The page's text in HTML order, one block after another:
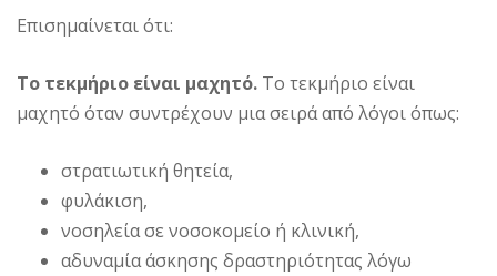
Επισημαίνεται ότι:
Το τεκμήριο είναι μαχητό. Το τεκμήριο είναι
μαχητό όταν συντρέχουν μια σειρά από λόγοι όπως:
στρατιωτική θητεία,
φυλάκιση,
νοσηλεία σε νοσοκομείο ή κλινική,
αδυναμία άσκησης δραστηριότητας λόγω